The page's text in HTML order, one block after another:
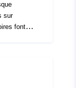
sur
font